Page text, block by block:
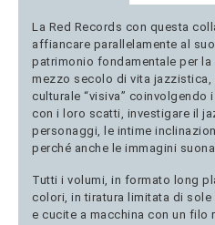
La Red Records con questa
affiancare parallelamente al
patrimonio fondamentale per la
mezzo secolo di vita jazzistica,
culturale “visiva”
con i loro scatti, investigare il
personaggi, le intime
perché anche le immagini
Tutti i volumi, in formato long
colori, in tiratura limitata di sole
e cucite a macchina con un filo